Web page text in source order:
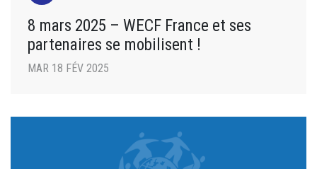
8 mars 2025 – WECF France et ses
partenaires se mobilisent !
MAR 18 FÉV 2025